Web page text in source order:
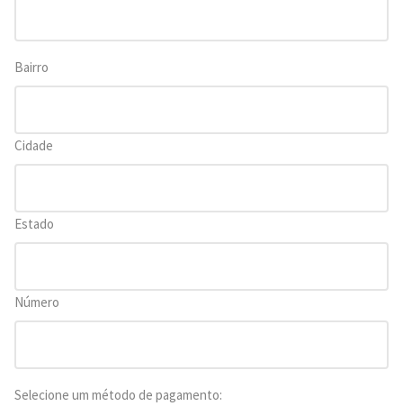
Bairro
Cidade
Estado
Número
Selecione um método de pagamento: